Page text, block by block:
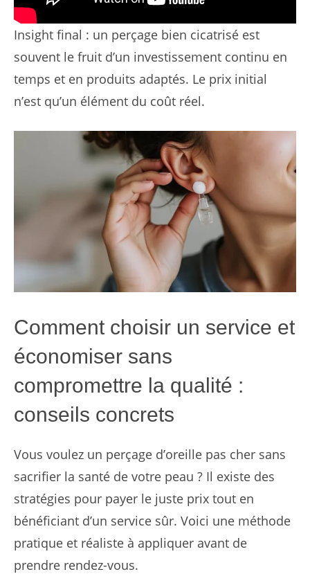
Insight final : un perçage bien cicatrisé est
souvent le fruit d’un investissement continu en
temps et en produits adaptés. Le prix initial
n’est qu’un élément du coût réel.
Comment choisir un service et
économiser sans
compromettre la qualité :
conseils concrets
Vous voulez un perçage d’oreille pas cher sans
sacrifier la santé de votre peau ? Il existe des
stratégies pour payer le juste prix tout en
bénéficiant d’un service sûr. Voici une méthode
pratique et réaliste à appliquer avant de
prendre rendez-vous.